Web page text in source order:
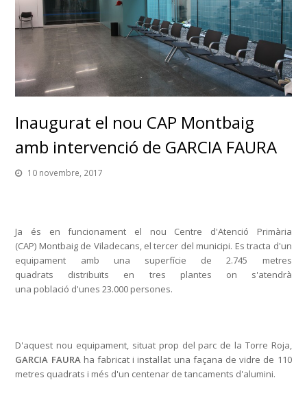
Inaugurat el nou CAP Montbaig
amb intervenció de GARCIA FAURA
10 novembre, 2017
Ja és en funcionament el nou Centre d'Atenció Primària
(CAP) Montbaig de Viladecans, el tercer del municipi. Es tracta d'un
equipament amb una superfície de 2.745 metres
quadrats distribuïts en tres plantes on s'atendrà
una població d'unes 23.000 persones.
D'aquest nou equipament, situat prop del parc de la Torre Roja,
GARCIA FAURAha fabricat i instal·lat una façana de vidre de 110
metres quadrats i més d'un centenar de tancaments d'alumini.